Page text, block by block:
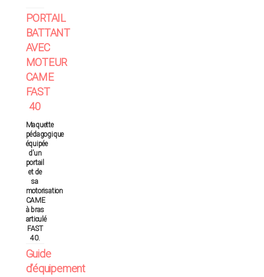
PORTAIL
BATTANT
AVEC
MOTEUR
CAME
FAST
40
Maquette
pédagogique
équipée
d’un
portail
et de
sa
motorisation
CAME
à bras
articulé
FAST
40.
Guide
d’équipement